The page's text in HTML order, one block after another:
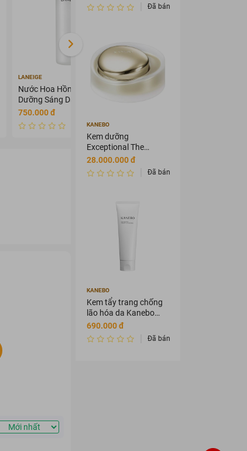
LANEIGE
Nước Hoa Hồng Laneige
Dưỡng Sáng Da 120ml
750.000 đ
Đã bán 0
ANGEL'S LIQUID
Kem Dưỡng Angel's Liquid
Đã bán 1
KANEBO
Kem dưỡng
Exceptional The
Cream 40ml
28.000.000 đ
Đã bán 1
KANEBO
Kem tẩy trang chống
lão hóa da Kanebo
Softening Cream
Cleansing 120ml
690.000 đ
Đã bán 1